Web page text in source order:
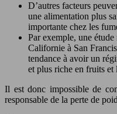
D’autres facteurs
une alimentation plus
importante chez les
Par exemple, une
Californie à San
tendance à avoir un
et plus riche en fruits et
Il est donc impossible de
responsable de la perte de